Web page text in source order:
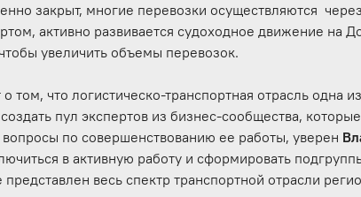
закрыт, многие перевозки осуществляются
активно развивается судоходное движение на
увеличить объемы перевозок.
о том, что логистическо-транспортная отрасль одна
пул экспертов из бизнес-сообщества,
по совершенствованию ее работы, уверен
в активную работу и сформировать
представлен весь спектр транспортной отрасли